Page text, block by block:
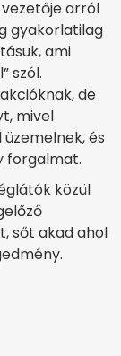
arról
gyakorlatilag
ami
szól.
de
mivel
és
forgalmat.
közül
sőt akad ahol